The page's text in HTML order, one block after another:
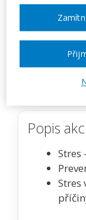
2150 Kč
Popis
Stres
Stres